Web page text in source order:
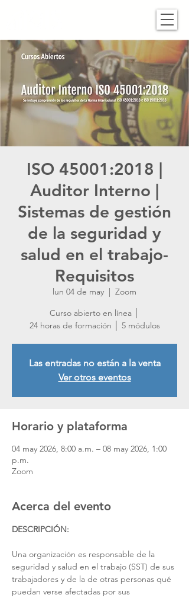
ISO 45001:2018 |
Auditor Interno |
Sistemas de gestión
de la seguridad y
salud en el trabajo-
Requisitos
lun 04 de may
  |
Zoom
Curso abierto en línea │
24 horas de formación │ 5 módulos
Las entradas no están a la venta
Ver otros eventos
Horario y plataforma
04 may 2026, 8:00 a.m. – 08 may 2026, 1:00
p.m.
Zoom
Acerca del evento
DESCRIPCIÓN:
Una organización es responsable de la
seguridad y salud en el trabajo (SST) de sus
trabajadores y de la de otras personas qué
puedan verse afectadas por sus